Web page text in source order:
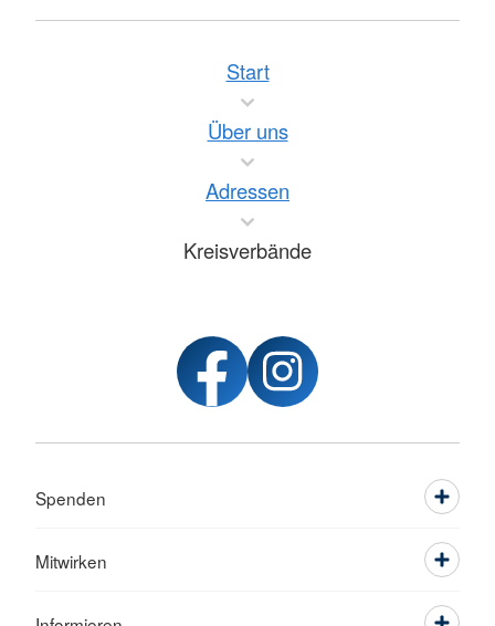
Start
Über uns
Adressen
Kreisverbände
Spenden
Mitwirken